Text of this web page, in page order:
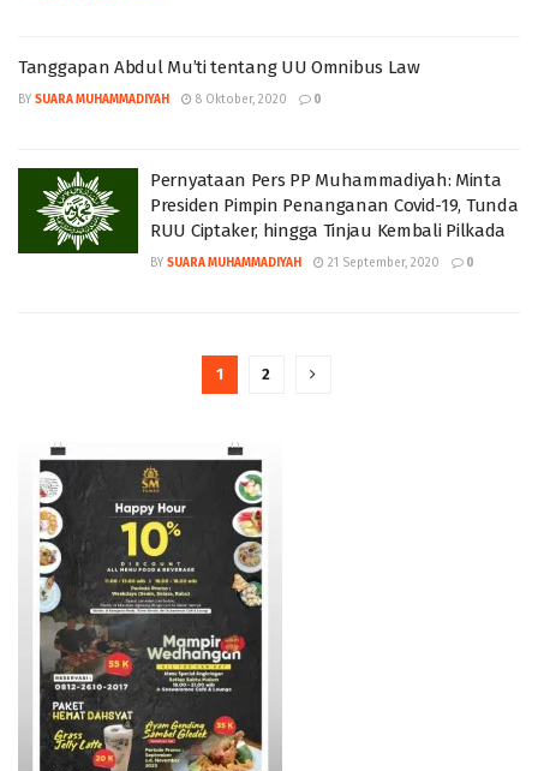
Tanggapan Abdul Mu’ti tentang UU Omnibus Law
BY SUARA MUHAMMADIYAH 8 Oktober, 2020 0
Pernyataan Pers PP Muhammadiyah: Minta
Presiden Pimpin Penanganan Covid-19, Tunda
RUU Ciptaker, hingga Tinjau Kembali Pilkada
BY SUARA MUHAMMADIYAH 21 September, 2020 0
1 2